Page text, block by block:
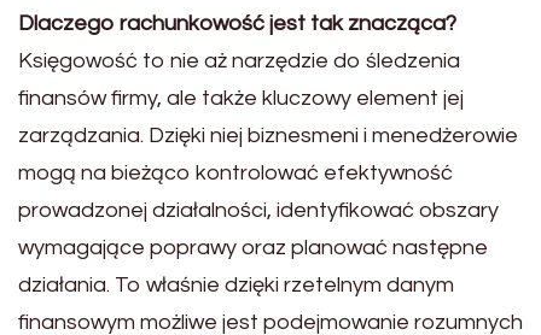
Dlaczego rachunkowość jest tak znacząca?
Księgowość to nie aż narzędzie do śledzenia
finansów firmy, ale także kluczowy element jej
zarządzania. Dzięki niej biznesmeni i menedżerowie
mogą na bieżąco kontrolować efektywność
prowadzonej działalności, identyfikować obszary
wymagające poprawy oraz planować następne
działania. To właśnie dzięki rzetelnym danym
finansowym możliwe jest podejmowanie rozumnych